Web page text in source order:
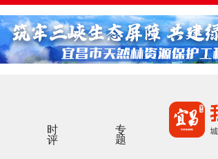
时评 专题